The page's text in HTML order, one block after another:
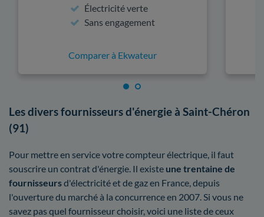
Électricité verte
Sans engagement
Comparer à Ekwateur
Les divers fournisseurs d'énergie à Saint-Chéron
(91)
Pour mettre en service votre compteur électrique, il faut
souscrire un contrat d'énergie. Il existe une trentaine de
fournisseursd'électricité et de gaz en France, depuis
l'ouverture du marché à la concurrence en 2007. Si vous ne
savez pas quel fournisseur choisir, voici une liste de ceux